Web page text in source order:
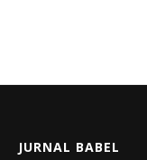
JURNAL BABEL